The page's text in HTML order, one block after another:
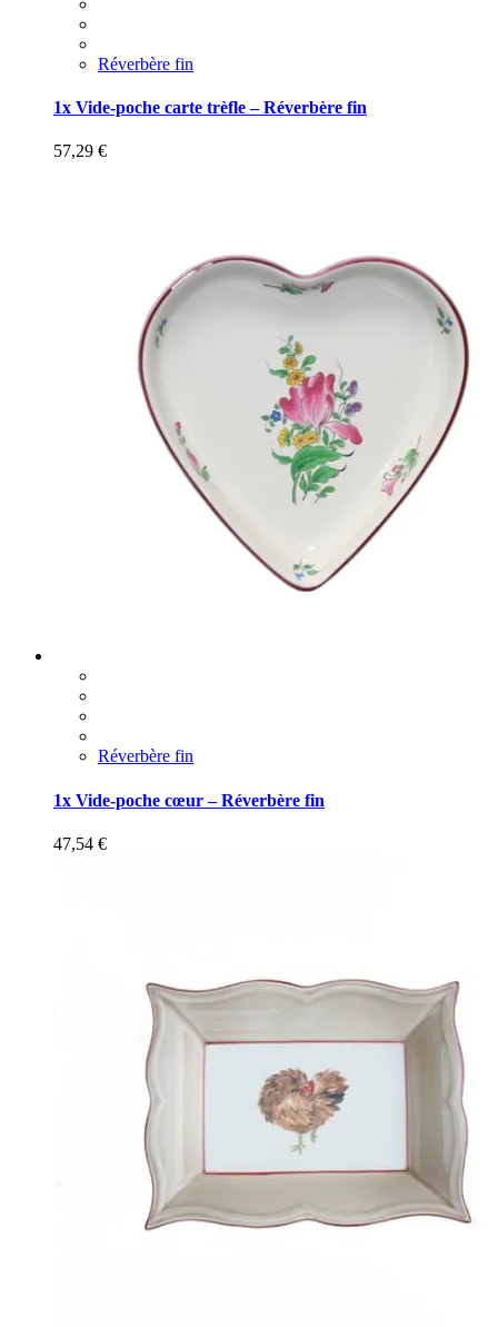
Réverbère fin
1x Vide-poche carte trèfle – Réverbère fin
57,29 €
Réverbère fin
1x Vide-poche cœur – Réverbère fin
47,54 €